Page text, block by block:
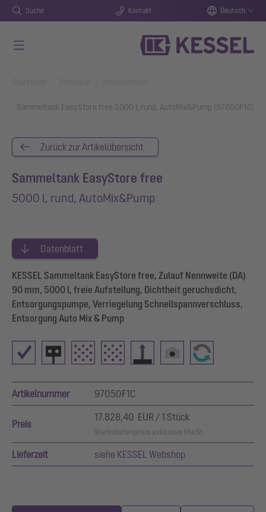
Suche Kontakt Deutsch
Sammeltank EasyStore free 5000 l, rund, AutoMix&Pump (97050F1C)
Zurück zur Artikelübersicht
Sammeltank EasyStore free
5000 l, rund, AutoMix&Pump
Datenblatt
KESSEL Sammeltank EasyStore free, Zulauf Nennweite (DA)
90 mm, 5000 l, freie Aufstellung, Dichtheit geruchsdicht,
Entsorgungspumpe, Verriegelung Schnellspannverschluss,
Entsorgung Auto Mix & Pump
Artikelnummer 97050F1C
Preis
17.828,40 EUR / 1 Stück
Werkslistenpreis exklusive MwSt.
Lieferzeit siehe KESSEL Webshop